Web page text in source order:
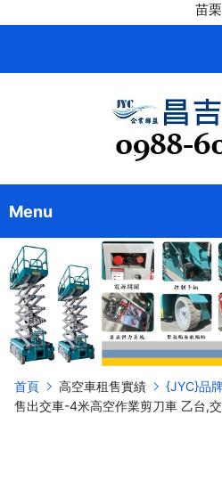
苗栗
首頁 高空車租售實績
{JYC}品
售出交車-4米高空作業剪刀車 乙台,